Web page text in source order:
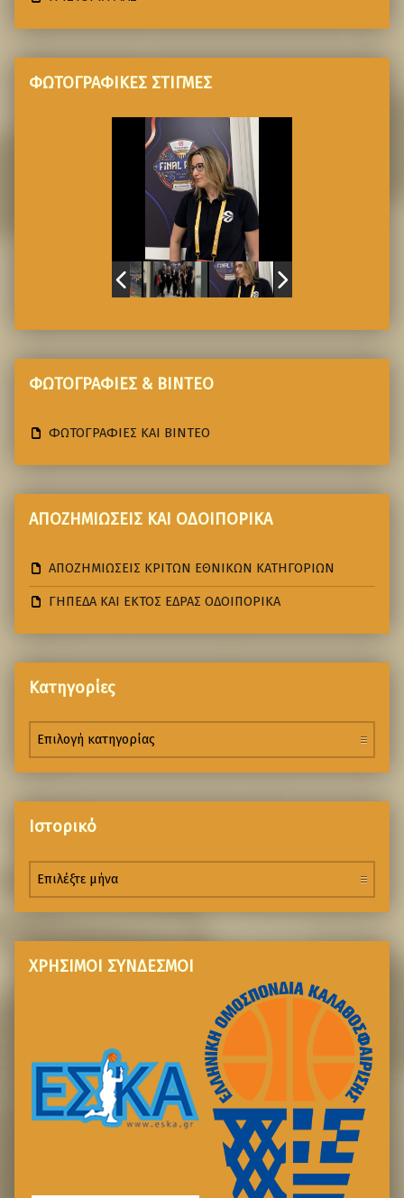
ΦΩΤΟΓΡΑΦΙΚΕΣ ΣΤΙΓΜΕΣ
ΦΩΤΟΓΡΑΦΙΕΣ & ΒΙΝΤΕΟ
ΦΩΤΟΓΡΑΦΙΕΣ ΚΑΙ ΒΙΝΤΕΟ
ΑΠΟΖΗΜΙΩΣΕΙΣ ΚΑΙ ΟΔΟΙΠΟΡΙΚΑ
ΑΠΟΖΗΜΙΩΣΕΙΣ ΚΡΙΤΩΝ ΕΘΝΙΚΩΝ ΚΑΤΗΓΟΡΙΩΝ
ΓΗΠΕΔΑ ΚΑΙ ΕΚΤΟΣ ΕΔΡΑΣ ΟΔΟΙΠΟΡΙΚΑ
Κατηγορίες
Ιστορικό
ΧΡΗΣΙΜΟΙ ΣΥΝΔΕΣΜΟΙ